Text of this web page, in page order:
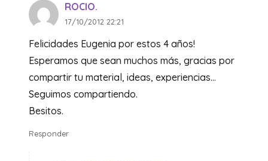
ROCIO.
17/10/2012 22:21
Felicidades Eugenia por estos 4 años!
Esperamos que sean muchos más, gracias por
compartir tu material, ideas, experiencias…
Seguimos compartiendo.
Besitos.
Responder